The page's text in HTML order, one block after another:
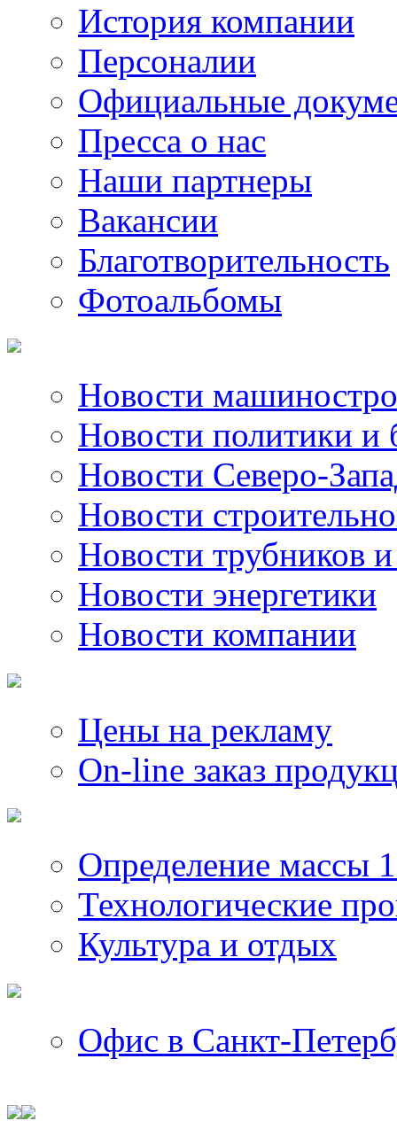
История компании
Персоналии
Официальные
Пресса о нас
Наши партнеры
Вакансии
Благотворительность
Фотоальбомы
Новости
Новости политики и
Новости Северо-
Новости
Новости трубников
Новости энергетики
Новости компании
Цены на рекламу
On-line заказ
Определение массы
Технологические
Культура и отдых
Офис в Санкт-